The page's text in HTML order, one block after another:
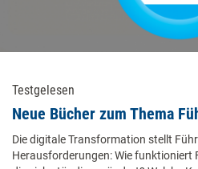
Testgelesen
Neue Bücher zum Thema
Die digitale Transformation stellt
Herausforderungen: Wie funktioniert